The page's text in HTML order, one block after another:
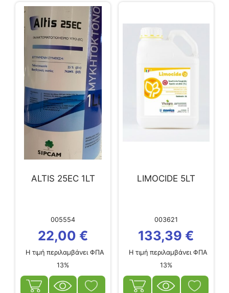
ALTIS 25EC 1LT
005554
22,00 €
Η τιμή περιλαμβάνει ΦΠΑ
13%
LIMOCIDE 5LT
003621
133,39 €
Η τιμή περιλαμβάνει ΦΠΑ
13%